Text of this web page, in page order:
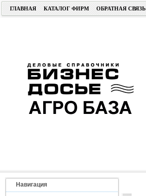
ГЛАВНАЯ КАТАЛОГ ФИРМ ОБРАТНАЯ СВЯЗЬ
Навигация